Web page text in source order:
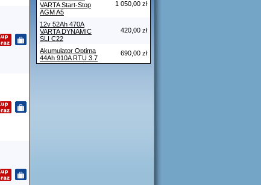
VARTA Start-Stop
AGM A5
1 050,00 zł
12v 52Ah 470A
VARTA DYNAMIC
SLI C22
420,00 zł
Akumulator Optima
44Ah 910A RTU 3.7
690,00 zł